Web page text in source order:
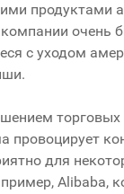
продуктами
очень
с уходом
провоцирует
для
Alibaba,